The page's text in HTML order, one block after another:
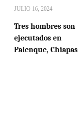
JULIO 16, 2024
Tres hombres son
ejecutados en
Palenque, Chiapas